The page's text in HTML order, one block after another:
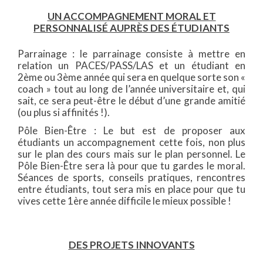
UN ACCOMPAGNEMENT MORAL ET
PERSONNALISÉ AUPRÈS DES ÉTUDIANTS
Parrainage : le parrainage consiste à mettre en
relation un PACES/PASS/LAS et un étudiant en
2ème ou 3ème année qui sera en quelque sorte son «
coach » tout au long de l’année universitaire et, qui
sait, ce sera peut-être le début d’une grande amitié
(ou plus si affinités !).
Pôle Bien-Être : Le but est de proposer aux
étudiants un accompagnement cette fois, non plus
sur le plan des cours mais sur le plan personnel. Le
Pôle Bien-Être sera là pour que tu gardes le moral.
Séances de sports, conseils pratiques, rencontres
entre étudiants, tout sera mis en place pour que tu
vives cette 1ère année difficile le mieux possible !
DES PROJETS INNOVANTS